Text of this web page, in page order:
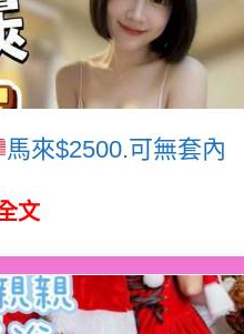
馬來$2500.可無套內
文